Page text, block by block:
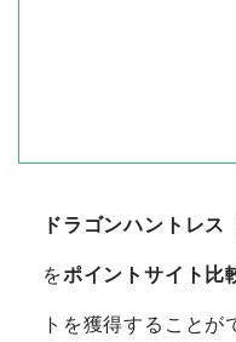
ドラゴンハントレ
をポイントサイト比
トを獲得することが